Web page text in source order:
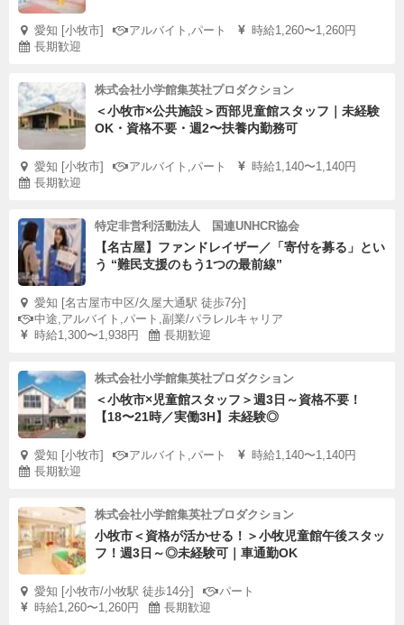
愛知 [小牧市] アルバイト,パート
時給1,260〜1,260円
長期歓迎
株式会社小学館集英社プロダクション
＜小牧市×公共施設＞西部児童館スタッフ｜未経験
OK・資格不要・週2〜扶養内勤務可
愛知 [小牧市] アルバイト,パート
時給1,140〜1,140円
長期歓迎
特定非営利活動法人 国連UNHCR協会
【名古屋】ファンドレイザー／「寄付を募る」とい
う “難民支援のもう1つの最前線”
愛知 [名古屋市中区/久屋大通駅 徒歩7分]
中途,アルバイト,パート,副業/パラレルキャリア
時給1,300〜1,938円
長期歓迎
株式会社小学館集英社プロダクション
＜小牧市×児童館スタッフ＞週3日～資格不要！
【18〜21時／実働3H】未経験◎
愛知 [小牧市] アルバイト,パート
時給1,140〜1,140円
長期歓迎
株式会社小学館集英社プロダクション
小牧市＜資格が活かせる！＞小牧児童館午後スタッ
フ！週3日～◎未経験可｜車通勤OK
愛知 [小牧市/小牧駅 徒歩14分]
パート
時給1,260〜1,260円
長期歓迎